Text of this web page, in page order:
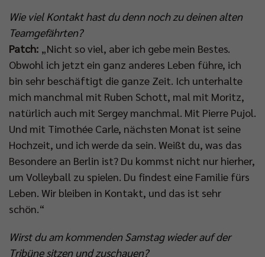
Wie viel Kontakt hast du denn noch zu deinen alten
Teamgefährten?
Patch: „Nicht so viel, aber ich gebe mein Bestes.
Obwohl ich jetzt ein ganz anderes Leben führe, ich
bin sehr beschäftigt die ganze Zeit. Ich unterhalte
mich manchmal mit Ruben Schott, mal mit Moritz,
natürlich auch mit Sergey manchmal. Mit Pierre Pujol.
Und mit Timothée Carle, nächsten Monat ist seine
Hochzeit, und ich werde da sein. Weißt du, was das
Besondere an Berlin ist? Du kommst nicht nur hierher,
um Volleyball zu spielen. Du findest eine Familie fürs
Leben. Wir bleiben in Kontakt, und das ist sehr
schön.“
Wirst du am kommenden Samstag wieder auf der
Tribüne sitzen und zuschauen?